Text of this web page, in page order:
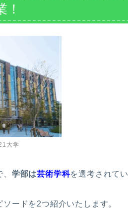
大学
学部は芸術学科を選考されてい
ードを2つ紹介いたします。